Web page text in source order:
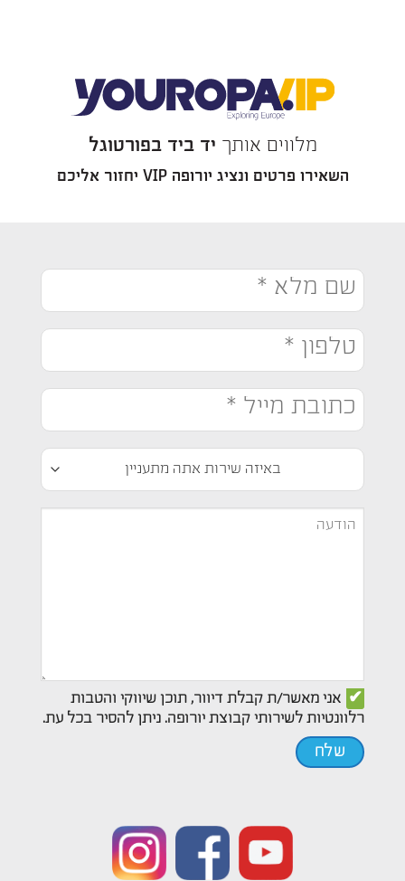
מלווים אותך יד ביד בפורטוגל
השאירו פרטים ונציג יורופה VIP יחזור אליכם
שם
טלפון *
כתובת
באיזה
מתעניין
הודעה
אישור
דיוור
*
אני מאשר/ת קבלת דיוור, תוכן שיווקי והטבות
רלוונטיות לשירותי קבוצת יורופה. ניתן להסיר בכל עת.